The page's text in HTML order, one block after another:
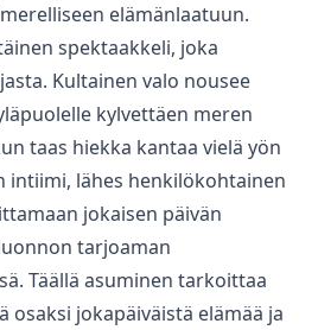
‌elämänlaatuun.
spektaakkeli, joka
Kultainen valo nousee
kylvettäen meren
taas hiekka kantaa vielä yön
intiimi, lähes henkilökohtainen
jokaisen päivän
tarjoaman
Täällä asuminen tarkoittaa
jokapäiväistä elämää ja